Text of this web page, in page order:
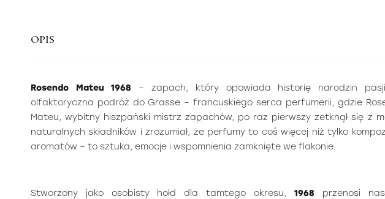
OPIS
Rosendo Mateu 1968 – zapach, który opowiada historię narodzin
olfaktoryczna podróż do Grasse – francuskiego serca perfumerii, gdzie
Mateu, wybitny hiszpański mistrz zapachów, po raz pierwszy zetknął się z
naturalnych składników i zrozumiał, że perfumy to coś więcej niż tylko
aromatów – to sztuka, emocje i wspomnienia zamknięte we flakonie.
Stworzony jako osobisty hołd dla tamtego okresu, 1968 przenosi